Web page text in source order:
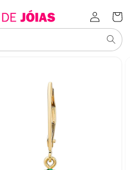
Iniciar
sessão
Carrinho